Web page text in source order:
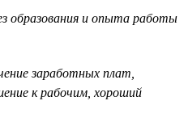
образования и опыта работы
заработных плат,
к рабочим, хороший